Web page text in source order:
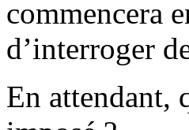
commencera
d’interroger
En attendant,